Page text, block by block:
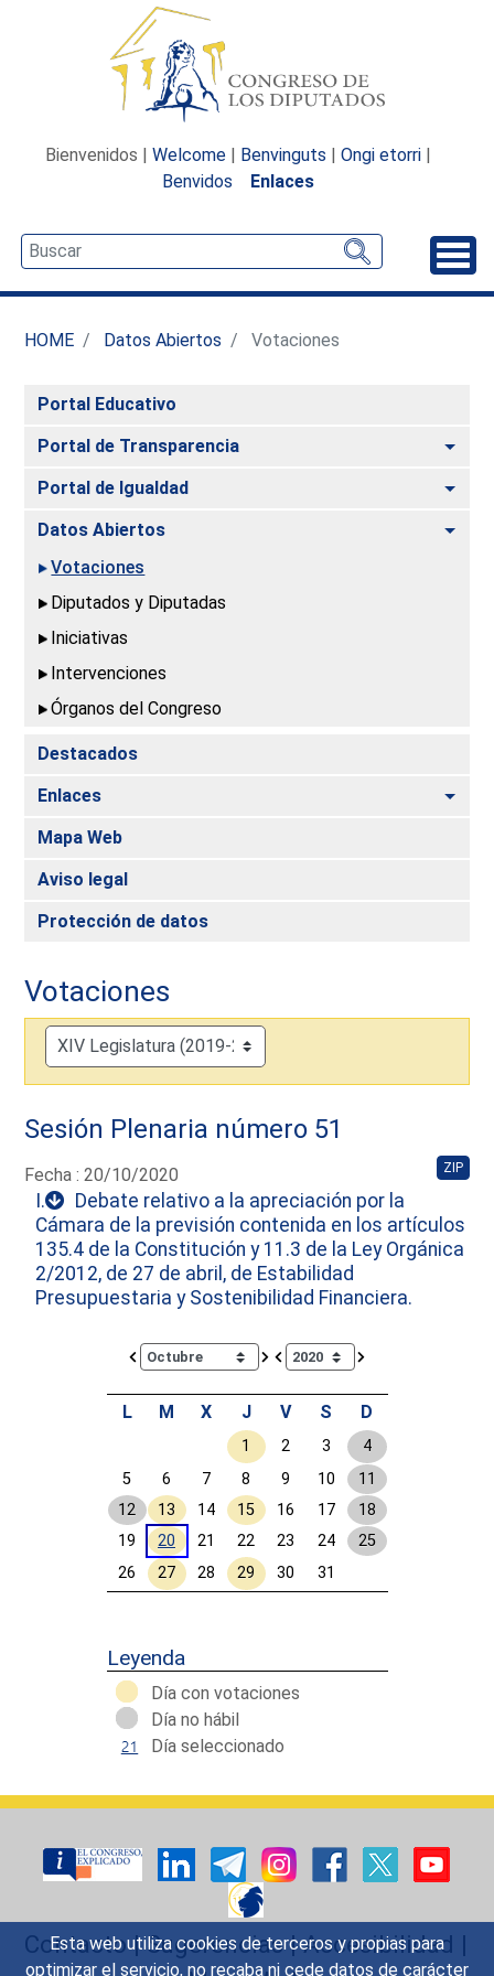
Esta web utiliza cookies de terceros y propias para
optimizar el servicio, no recaba ni cede datos de carácter
Bienvenidos | Welcome | Benvinguts | Ongi etorri |
Benvidos
Enlaces
HOME Datos Abiertos Votaciones
Portal Educativo
Portal de Transparencia
Portal de Igualdad
Datos Abiertos
Votaciones
Diputados y Diputadas
Iniciativas
Intervenciones
Órganos del Congreso
Destacados
Enlaces
Mapa Web
Aviso legal
Protección de datos
Votaciones
Sesión Plenaria número 51
Fecha : 20/10/2020 ZIP
I.
Debate relativo a la apreciación por la
Cámara de la previsión contenida en los artículos
135.4 de la Constitución y 11.3 de la Ley Orgánica
2/2012, de 27 de abril, de Estabilidad
Presupuestaria y Sostenibilidad Financiera.
Calendar io de actividades. Doce Legislatura
L M X J V S D
1 2 3
4
5
6 7 8 9 10
11
12
13 14 15 16 17
18
19
20 21 22 23 24
25
26
27 28 29 30 31
Leyenda
Día con votaciones
Día no hábil
Día seleccionado
Contacto|Sugerencias|Accesibilidad |